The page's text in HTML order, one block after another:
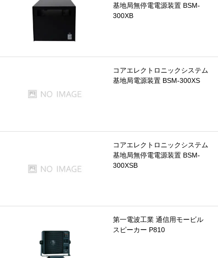
基地局無停電電源装置 BSM-
300XB
コアエレクトロニックシステム
基地局電源装置 BSM-300XS
コアエレクトロニックシステム
基地局無停電電源装置 BSM-
300XSB
第一電波工業 通信用モービル
スピーカー P810